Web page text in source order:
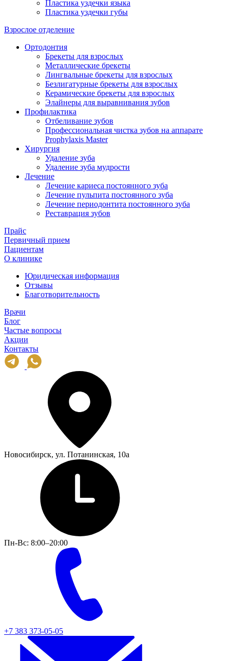
Пластика уздечки языка
Пластика уздечки губы
Взрослое отделение
Ортодонтия
Брекеты для взрослых
Металлические брекеты
Лингвальные брекеты для взрослых
Безлигатурные брекеты для взрослых
Керамические брекеты для взрослых
Элайнеры для выравнивания зубов
Профилактика
Отбеливание зубов
Профессиональная чистка зубов на аппарате
Prophylaxis Master
Хирургия
Удаление зуба
Удаление зуба мудрости
Лечение
Лечение кариеса постоянного зуба
Лечение пульпита постоянного зуба
Лечение периодонтита постоянного зуба
Реставрация зубов
Прайс
Первичный прием
Пациентам
О клинике
Юридическая информация
Отзывы
Благотворительность
Врачи
Блог
Частые вопросы
Акции
Контакты
Новосибирск, ул. Потанинская, 10а
Пн-Вс: 8:00–20:00
+7 383 373-05-05